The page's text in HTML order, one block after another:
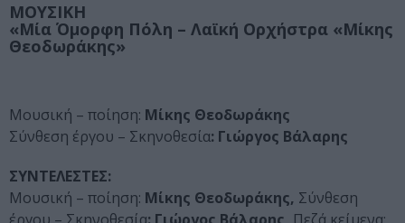
ΜΟΥΣΙΚΗ
«Μία Όμορφη Πόλη – Λαϊκή Ορχήστρα «Μίκης
Θεοδωράκης»
Μουσική – ποίηση: Μίκης Θεοδωράκης
Σύνθεση έργου – Σκηνοθεσία: Γιώργος Βάλαρης
ΣΥΝΤΕΛΕΣΤΕΣ:
Μουσική – ποίηση: Μίκης Θεοδωράκης, Σύνθεση